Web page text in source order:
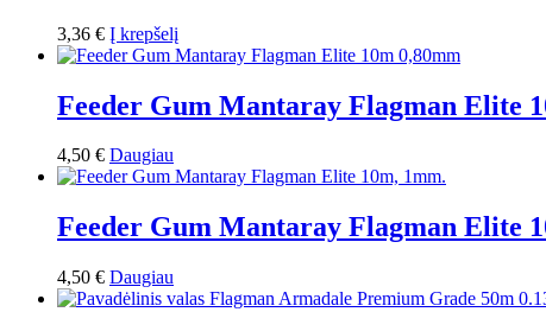
3,36 € Į krepšelį
Feeder Gum Mantaray Flagman Elite
4,50 € Daugiau
Feeder Gum Mantaray Flagman Elite
4,50 € Daugiau